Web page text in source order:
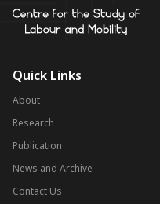
Quick Links
About
Research
Publication
News and Archive
Contact Us